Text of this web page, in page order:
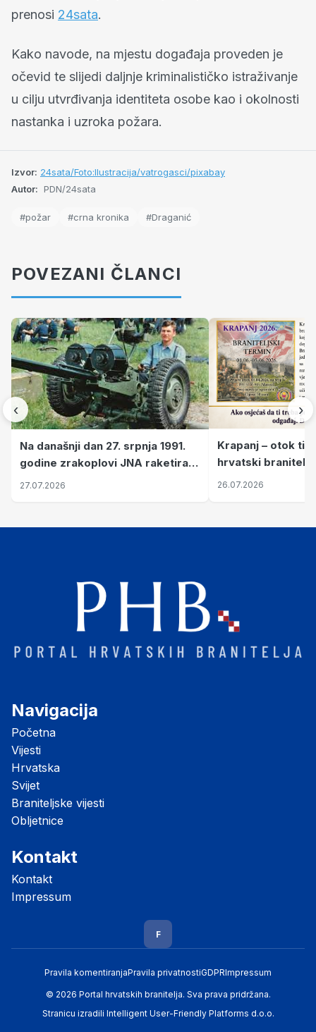
prenosi 24sata.
Kako navode, na mjestu događaja proveden je
očevid te slijedi daljnje kriminalističko istraživanje
u cilju utvrđivanja identiteta osobe kao i okolnosti
nastanka i uzroka požara.
Izvor: 24sata/Foto:Ilustracija/vatrogasci/pixabay
Autor: PDN/24sata
#požar #crna kronika #Draganić
POVEZANI ČLANCI
‹
Na današnji dan 27. srpnja 1991.
godine zrakoplovi JNA raketirali
su vojarnu i obučni centar "Nikola
27.07.2026
Krapanj – otok
hrvatski branitelji
pronalaze mir
26.07.2026
›
Navigacija
Početna
Vijesti
Hrvatska
Svijet
Braniteljske vijesti
Obljetnice
Kontakt
Kontakt
Impressum
F
Pravila komentiranjaPravila privatnostiGDPRImpressum
© 2026 Portal hrvatskih branitelja. Sva prava pridržana.
Stranicu izradili Intelligent User-Friendly Platforms d.o.o.